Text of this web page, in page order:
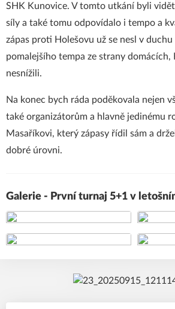
SHK Kunovice. V tomto utkání byli
síly a také tomu odpovídalo i tempo a
zápas proti Holešovu už se nesl v
pomalejšího tempa ze strany
nesnížili.
Na konec bych ráda poděkovala nejen
také organizátorům a hlavně jedinému
Masaříkovi, který zápasy řídil sám a
dobré úrovni.
Galerie - První turnaj 5+1 v